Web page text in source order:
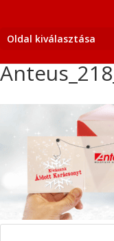
Oldal kiválasztása